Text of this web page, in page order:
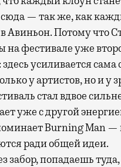
сюда — так же, как
Авиньон. Потому что
фестивале уже
усиливается сама
у артистов, но и у
стал вдвое
уже с другой
Burning Man —
ради общей идеи.
забор, попадаешь туда,